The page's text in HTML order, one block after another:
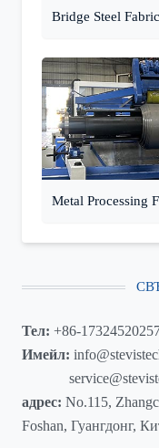
Bridge Steel
Metal Processing
Тел: +86-
Имейл:
адрес: No.115,
Foshan, Гуангдонг,